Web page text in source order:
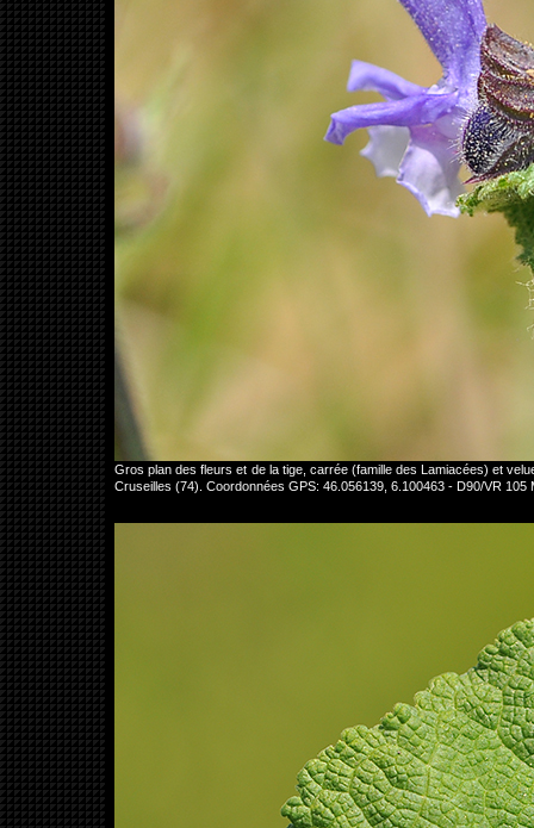
Gros plan des fleurs et de la tige, carrée (famille des Lamiacées) et
Cruseilles (74). Coordonnées GPS: 46.056139, 6.100463 - D90/VR 105